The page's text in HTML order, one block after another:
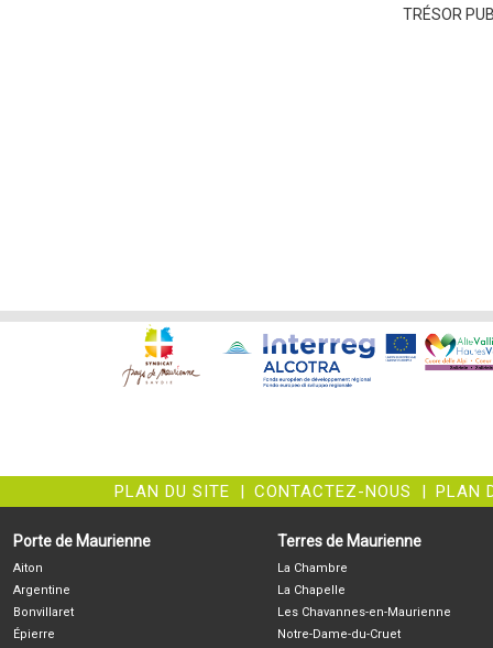
TRÉSOR
PLAN DU SITE | CONTACTEZ-NOUS | PLAN
Porte de Maurienne
Aiton
Argentine
Bonvillaret
Épierre
Terres de Maurienne
La Chambre
La Chapelle
Les Chavannes-en-Maurienne
Notre-Dame-du-Cruet